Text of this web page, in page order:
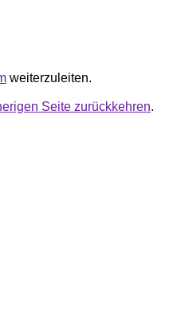
weiterzuleiten.
Seite zurückkehren.